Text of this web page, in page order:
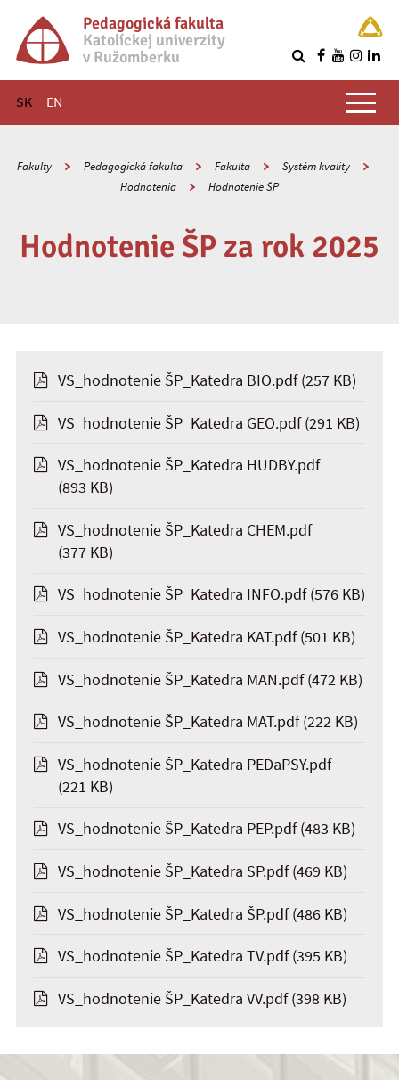
Pedagogická fakulta
Katolíckej univerzity
v Ružomberku
SK EN
Hlavné menu
Fakulty Pedagogická fakulta Fakulta
Systém kvality
Hodnotenia
Hodnotenie ŠP
Hodnotenie ŠP za rok 2025
VS_hodnotenie ŠP_Katedra BIO.pdf(257 KB)
VS_hodnotenie ŠP_Katedra GEO.pdf(291 KB)
VS_hodnotenie ŠP_Katedra HUDBY.pdf
(893 KB)
VS_hodnotenie ŠP_Katedra CHEM.pdf
(377 KB)
VS_hodnotenie ŠP_Katedra INFO.pdf(576 KB)
VS_hodnotenie ŠP_Katedra KAT.pdf(501 KB)
VS_hodnotenie ŠP_Katedra MAN.pdf(472 KB)
VS_hodnotenie ŠP_Katedra MAT.pdf(222 KB)
VS_hodnotenie ŠP_Katedra PEDaPSY.pdf
(221 KB)
VS_hodnotenie ŠP_Katedra PEP.pdf(483 KB)
VS_hodnotenie ŠP_Katedra SP.pdf(469 KB)
VS_hodnotenie ŠP_Katedra ŠP.pdf(486 KB)
VS_hodnotenie ŠP_Katedra TV.pdf(395 KB)
VS_hodnotenie ŠP_Katedra VV.pdf(398 KB)